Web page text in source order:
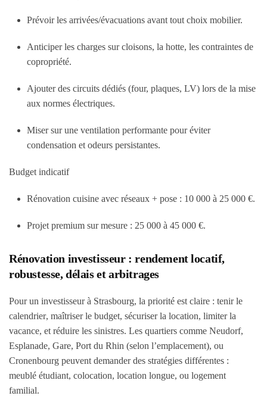
Prévoir les arrivées/évacuations avant tout choix mobilier.
Anticiper les charges sur cloisons, la hotte, les contraintes de
copropriété.
Ajouter des circuits dédiés (four, plaques, LV) lors de la mise
aux normes électriques.
Miser sur une ventilation performante pour éviter
condensation et odeurs persistantes.
Budget indicatif
Rénovation cuisine avec réseaux + pose : 10 000 à 25 000 €.
Projet premium sur mesure : 25 000 à 45 000 €.
Rénovation investisseur : rendement locatif,
robustesse, délais et arbitrages
Pour un investisseur à Strasbourg, la priorité est claire : tenir le
calendrier, maîtriser le budget, sécuriser la location, limiter la
vacance, et réduire les sinistres. Les quartiers comme Neudorf,
Esplanade, Gare, Port du Rhin (selon l’emplacement), ou
Cronenbourg peuvent demander des stratégies différentes :
meublé étudiant, colocation, location longue, ou logement
familial.